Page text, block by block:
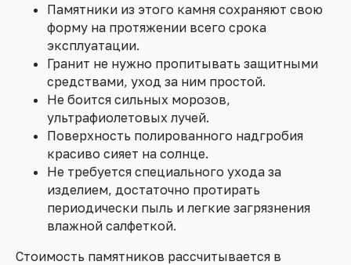
Памятники из этого камня сохраняют свою
форму на протяжении всего срока
эксплуатации.
Гранит не нужно пропитывать защитными
средствами, уход за ним простой.
Не боится сильных морозов,
ультрафиолетовых лучей.
Поверхность полированного надгробия
красиво сияет на солнце.
Не требуется специального ухода за
изделием, достаточно протирать
периодически пыль и легкие загрязнения
влажной салфеткой.
Стоимость памятников рассчитывается в